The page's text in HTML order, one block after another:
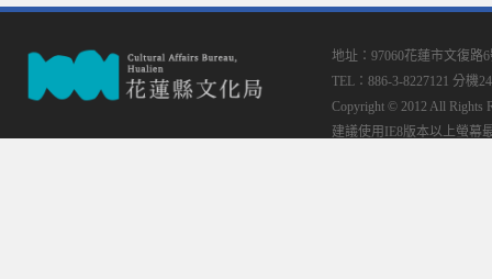
地址：97060花蓮市文復路
TEL：886-3-8227121 分機
Copyright © 2012 All Rights
建議使用IE8版本以上螢幕